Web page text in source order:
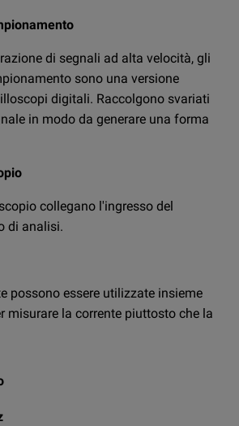
finanziaria.
dalle vostre esigenze e dal bilancio
se volete acquistare un
e di alta qualità, consigliamo i
oscilloscopi analogici possano
digitali che garantiscono una
e precisione.
oscilloscopio, si dovrà tenere
di banda, frequenza di
di canali.
capacità di banda adeguata in
di segnali ad alta velocità, gli
sono una versione
digitali. Raccolgono svariati
in modo da generare una forma
collegano l'ingresso del
di analisi.
possono essere utilizzate insieme
misurare la corrente piuttosto che la